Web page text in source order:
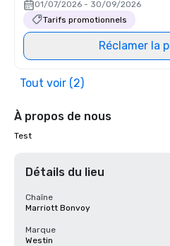
01/07/2026 - 30/09/2026
Tarifs promotionnels
Réclamer la
Tout voir (2)
À propos de nous
Test
Détails du lieu
Chaîne
Marriott Bonvoy
Marque
Westin